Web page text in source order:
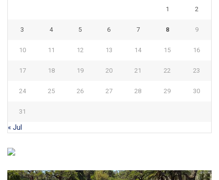
1 2
3 4 5 6 7 8 9
10 11 12 13 14 15 16
17 18 19 20 21 22 23
24 25 26 27 28 29 30
31
« Jul